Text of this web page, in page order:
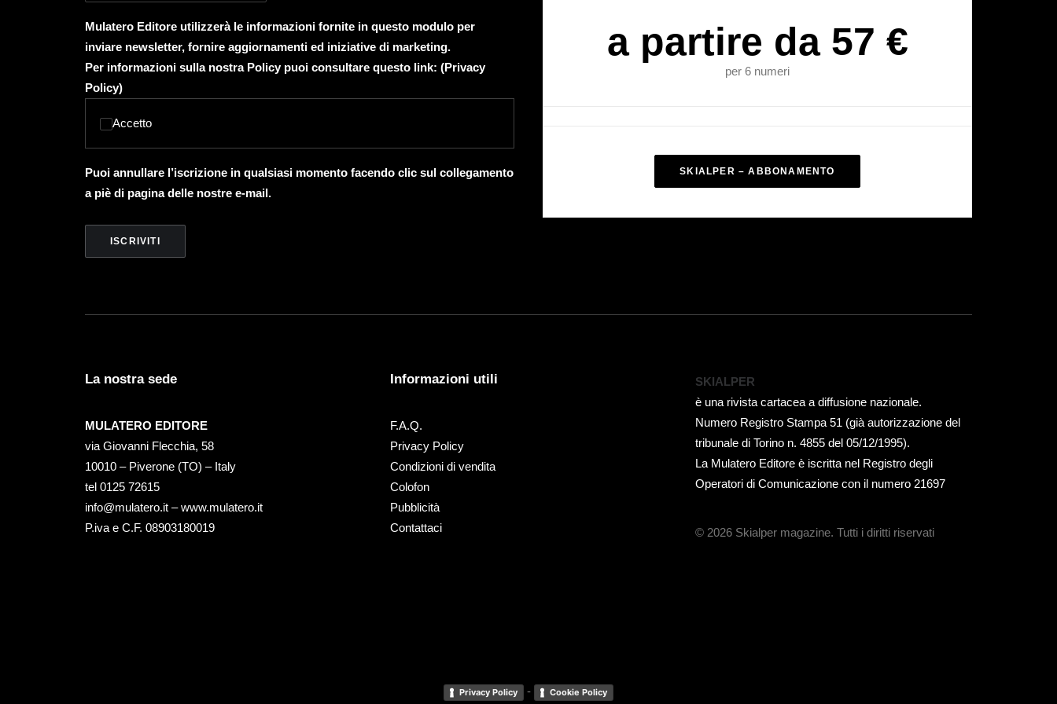
Mulatero Editore utilizzerà le informazioni fornite in questo modulo per
inviare newsletter, fornire aggiornamenti ed iniziative di marketing.
Per informazioni sulla nostra Policy puoi consultare questo link: (Privacy
Policy)
Accetto
Puoi annullare l’iscrizione in qualsiasi momento facendo clic sul collegamento
a piè di pagina delle nostre e-mail.
a partire da 57 €
per 6 numeri
SKIALPER – ABBONAMENTO
La nostra sede
MULATERO EDITORE
via Giovanni Flecchia, 58
10010 – Piverone (TO) – Italy
tel ‭0125 72615‬
info@mulatero.it –www.mulatero.it
P.iva e C.F. 08903180019
Informazioni utili
F.A.Q.
Privacy Policy
Condizioni di vendita
Colofon
Pubblicità
Contattaci
SKIALPER
è una rivista cartacea a diffusione nazionale.
Numero Registro Stampa 51 (già autorizzazione del
tribunale di Torino n. 4855 del 05/12/1995).
La Mulatero Editore è iscritta nel Registro degli
Operatori di Comunicazione con il numero 21697
© 2026 Skialper magazine. Tutti i diritti riservati
Privacy Policy - Cookie Policy